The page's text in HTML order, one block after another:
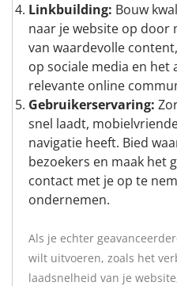
Linkbuilding: Bouw
naar je website op door
van waardevolle
op sociale media en het
relevante online
Gebruikerservaring:
snel laadt,
navigatie heeft. Bied
bezoekers en maak het
contact met je op te
ondernemen.
Als je echter
wilt uitvoeren, zoals het
laadsnelheid van je